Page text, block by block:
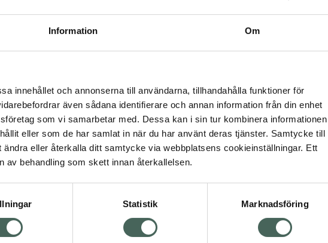
Information Om
innehållet och annonserna till användarna, tillhandahålla funktioner för
även sådana identifierare och annan information från din enhet
som vi samarbetar med. Dessa kan i sin tur kombinera informationen
eller som de har samlat in när du har använt deras tjänster. Samtycke till
eller återkalla ditt samtycke via webbplatsens cookieinställningar. Ett
behandling som skett innan återkallelsen.
Statistik Marknadsföring
1156,45 kr
I apotek:1156,45 kr
Köp via ditt recept
Aktuella erbjudanden
Visa
Om recept och läkemedel